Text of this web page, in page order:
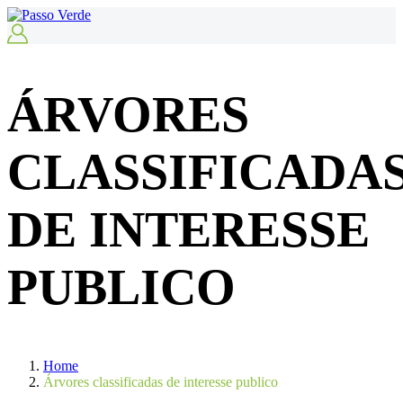
ÁRVORES
DE INTERESSE
PUBLICO
Home
Árvores classificadas de interesse publico